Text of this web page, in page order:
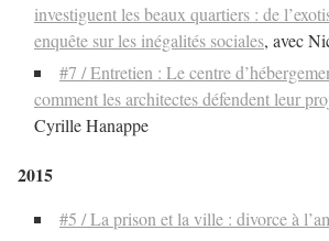
investiguent les beaux quartiers : de
enquête sur les inégalités sociales, avec
#7 / Entretien : Le centre
comment les architectes défendent leur
Cyrille Hanappe
2015
#5 / La prison et la ville : divorce à